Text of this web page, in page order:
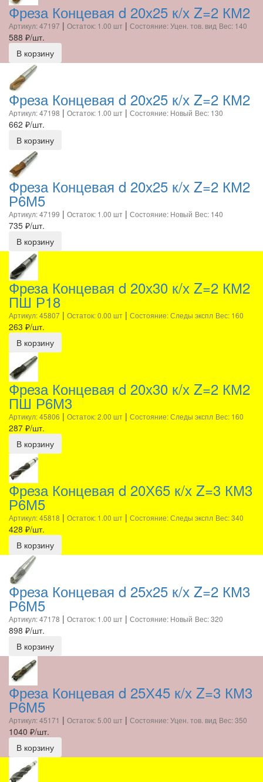
Фреза Концевая d 20х25 к/х Z=2 КМ2
Артикул: 47197 | Остаток: 1.00 шт | Состояние: Уцен. тов. вид Вес: 140
588 ₽/шт.
В корзину
Фреза Концевая d 20х25 к/х Z=2 КМ2
Артикул: 47198 | Остаток: 1.00 шт | Состояние: Новый Вес: 130
662 ₽/шт.
В корзину
Фреза Концевая d 20х25 к/х Z=2 КМ2
Р6М5
Артикул: 47199 | Остаток: 1.00 шт | Состояние: Новый Вес: 140
735 ₽/шт.
В корзину
Фреза Концевая d 20х30 к/х Z=2 КМ2
ПШ Р18
Артикул: 45807 | Остаток: 0.00 шт | Состояние: Следы экспл Вес: 160
263 ₽/шт.
В корзину
Фреза Концевая d 20х30 к/х Z=2 КМ2
ПШ Р6М3
Артикул: 45806 | Остаток: 2.00 шт | Состояние: Следы экспл Вес: 160
287 ₽/шт.
В корзину
Фреза Концевая d 20Х65 к/х Z=3 КМ3
Р6М5
Артикул: 45818 | Остаток: 1.00 шт | Состояние: Следы экспл Вес: 340
428 ₽/шт.
В корзину
Фреза Концевая d 25х25 к/х Z=2 КМ3
Р6М5
Артикул: 47178 | Остаток: 1.00 шт | Состояние: Новый Вес: 320
898 ₽/шт.
В корзину
Фреза Концевая d 25Х45 к/х Z=3 КМ3
Р6М5
Артикул: 45171 | Остаток: 5.00 шт | Состояние: Уцен. тов. вид Вес: 350
1040 ₽/шт.
В корзину